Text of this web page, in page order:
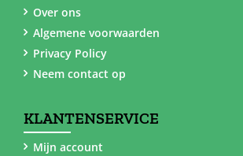
Over ons
Algemene voorwaarden
Privacy Policy
Neem contact op
KLANTENSERVICE
Mijn account